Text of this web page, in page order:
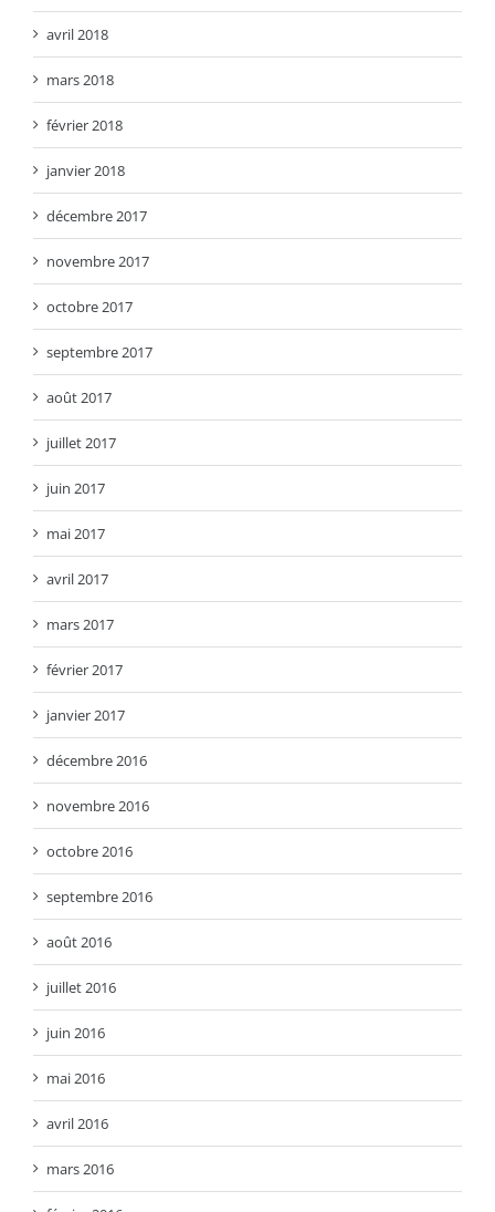
avril 2018
mars 2018
février 2018
janvier 2018
décembre 2017
novembre 2017
octobre 2017
septembre 2017
août 2017
juillet 2017
juin 2017
mai 2017
avril 2017
mars 2017
février 2017
janvier 2017
décembre 2016
novembre 2016
octobre 2016
septembre 2016
août 2016
juillet 2016
juin 2016
mai 2016
avril 2016
mars 2016